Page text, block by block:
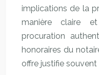
implications de la
manière claire
procuration
honoraires du
offre justifie